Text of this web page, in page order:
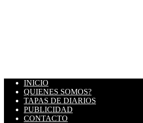
INICIO
QUIENES SOMOS?
TAPAS DE DIARIOS
PUBLICIDAD
CONTACTO